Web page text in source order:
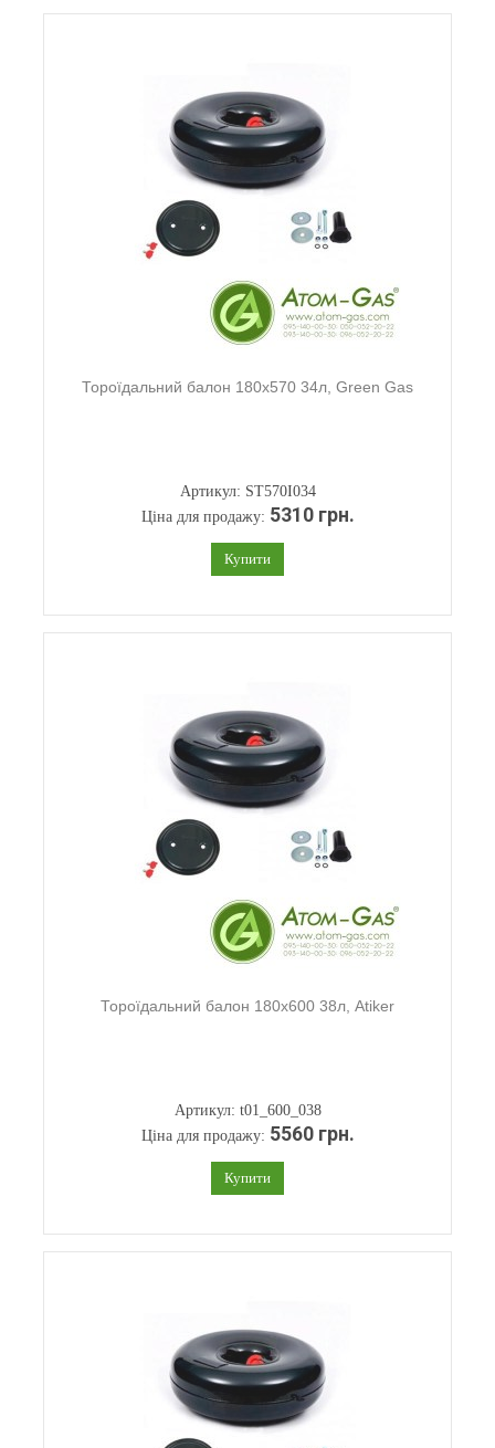
Тороїдальний балон 180х570 34л, Green Gas
Артикул: ST570I034
Ціна для продажу: 5310 грн.
Купити
Тороїдальний балон 180х600 38л, Atiker
Артикул: t01_600_038
Ціна для продажу: 5560 грн.
Купити